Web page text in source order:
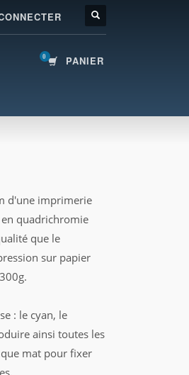
PANIER
d'une imprimerie
quadrichromie
que le
sur papier
: le cyan, le
ainsi toutes les
mat pour fixer